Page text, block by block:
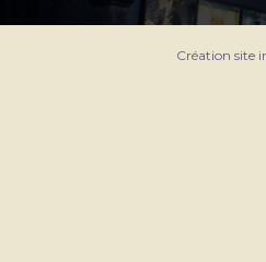
Création site